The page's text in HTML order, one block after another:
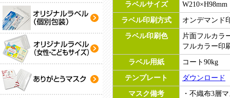
ラベルサイズ W210×H98mm
ラベル印刷方式 オンデマンド
ラベル印刷色
片面フルカラ
フルカラー印
ラベル用紙 コート90kg
テンプレート ダウンロード
マスク備考
不織布3層